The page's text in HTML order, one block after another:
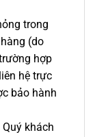
trong
(do
hợp
hệ trực
bảo hành
khách